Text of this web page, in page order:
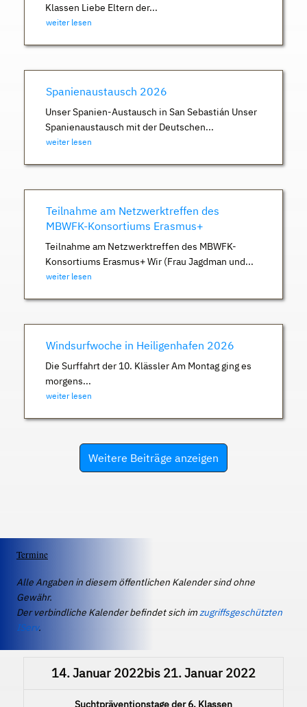
Klassen Liebe Eltern der...
weiter lesen
Spanienaustausch 2026
Unser Spanien-Austausch in San Sebastián Unser
Spanienaustausch mit der Deutschen...
weiter lesen
Teilnahme am Netzwerktreffen des
MBWFK-Konsortiums Erasmus+
Teilnahme am Netzwerktreffen des MBWFK-
Konsortiums Erasmus+ Wir (Frau Jagdman und...
weiter lesen
Windsurfwoche in Heiligenhafen 2026
Die Surffahrt der 10. Klässler Am Montag ging es
morgens...
weiter lesen
Weitere Beiträge anzeigen
Termine
Alle Angaben in diesem öffentlichen Kalender sind ohne
Gewähr.
Der verbindliche Kalender befindet sich imzugriffsgeschützten
IServ.
14. Januar 2022bis 21. Januar 2022
Suchtpräventionstage der 6. Klassen